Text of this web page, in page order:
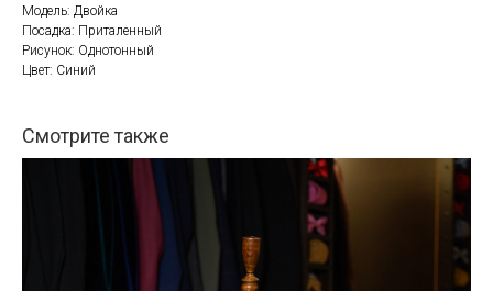
Модель: Двойка
Посадка: Приталенный
Рисунок: Однотонный
Цвет: Синий
Смотрите также